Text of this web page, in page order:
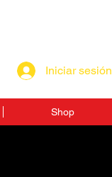
Iniciar sesión
Shop